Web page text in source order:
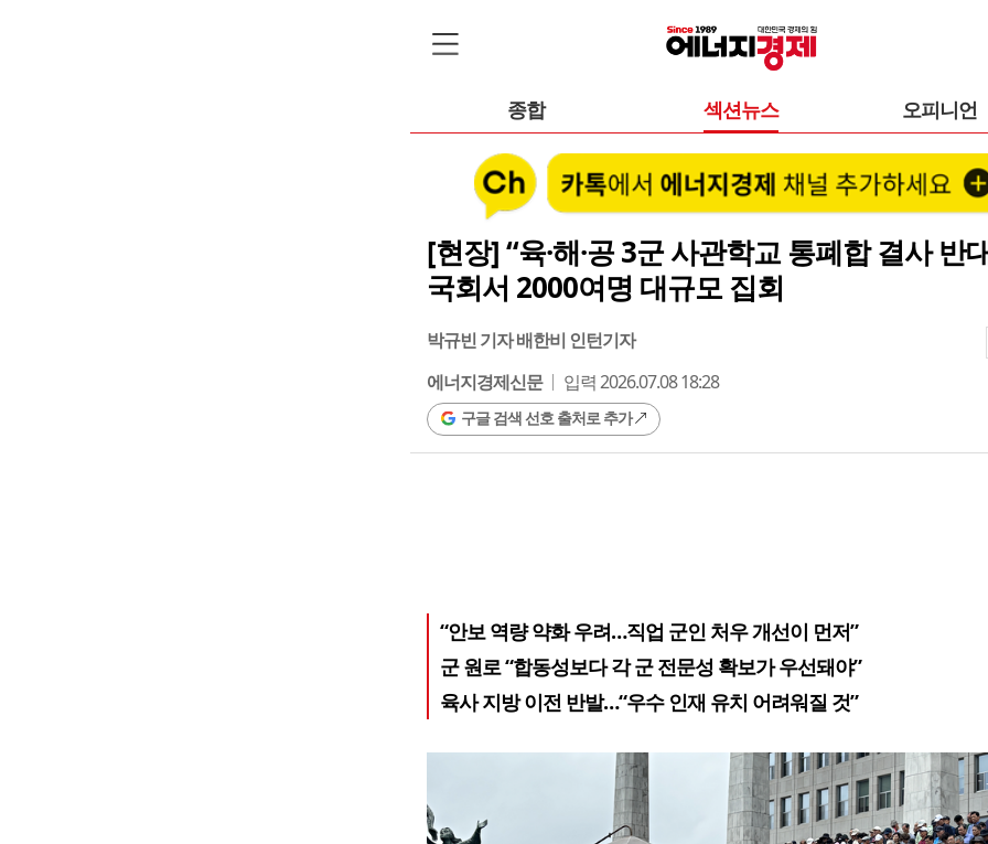
종합 섹션뉴스 오피니언
[현장] “육·해·공 3군 사관학교 통폐합 결사 반
국회서 2000여명 대규모 집회
박규빈 기자 배한비 인턴기자
에너지경제신문
입력 2026.07.08 18:28
구글 검색 선호 출처로 추가
“안보 역량 약화 우려…직업 군인 처우 개선이 먼저”
군 원로 “합동성보다 각 군 전문성 확보가 우선돼야”
육사 지방 이전 반발…“우수 인재 유치 어려워질 것”